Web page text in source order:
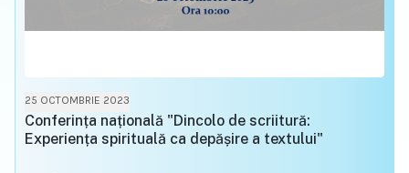
25 OCTOMBRIE 2023
Conferința națională "Dincolo de scriitură:
Experiența spirituală ca depășire a textului"